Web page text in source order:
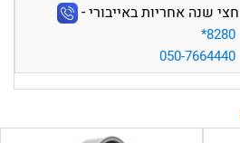
חצי שנה אחריות באייבורי -
‎*8280